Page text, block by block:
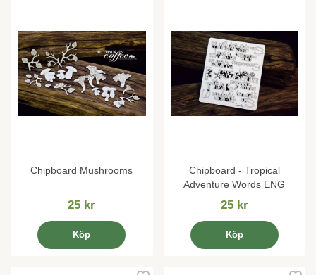
Chipboard Mushrooms
25 kr
Köp
Chipboard - Tropical
Adventure Words ENG
25 kr
Köp